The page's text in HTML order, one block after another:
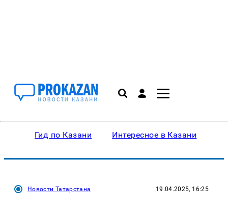
Гид по Казани Интересное в Казани
Новости Татарстана 19.04.2025, 16:25